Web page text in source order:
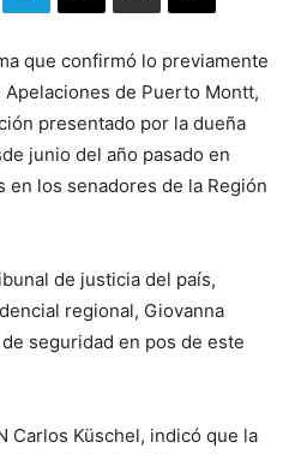
que confirmó lo previamente
de Puerto Montt,
presentado por la dueña
junio del año pasado en
los senadores de la Región
de justicia del país,
regional, Giovanna
seguridad en pos de este
Carlos Küschel, indicó que la